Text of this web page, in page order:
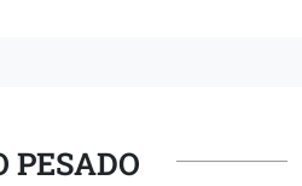
PESADO